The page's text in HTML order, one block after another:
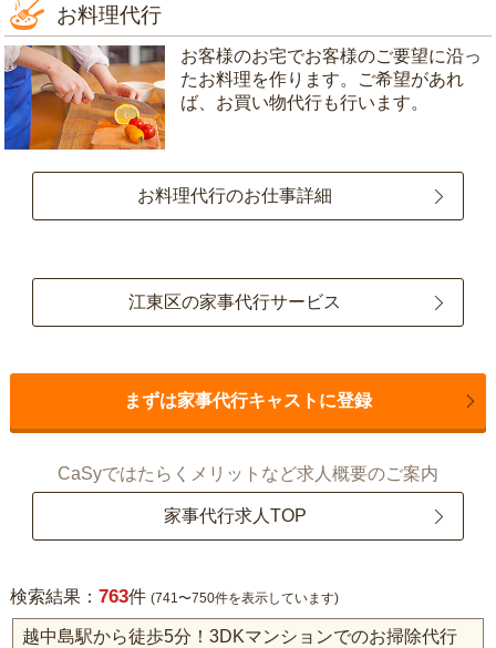
お料理代行
お客様のお宅でお客様のご要望に沿っ
たお料理を作ります。ご希望があれ
ば、お買い物代行も行います。
お料理代行のお仕事詳細
江東区の家事代行サービス
まずは家事代行キャストに登録
CaSyではたらくメリットなど求人概要のご案内
家事代行求人TOP
検索結果： 763件 (741〜750件を表示しています)
越中島駅から徒歩5分！3DKマンションでのお掃除代行